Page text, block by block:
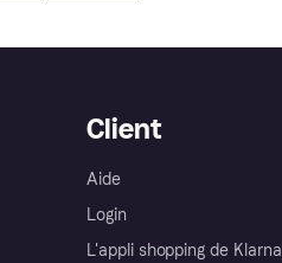
Client
Aide
Login
L'appli shopping de Klarna